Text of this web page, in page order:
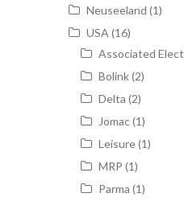
Neuseeland (1)
USA (16)
Associated
Bolink(2)
Delta (2)
Jomac(1)
Leisure(1)
MRP (1)
Parma (1)